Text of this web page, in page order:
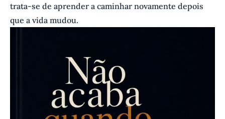
trata-se de aprender a caminhar novamente depois
que a vida mudou.